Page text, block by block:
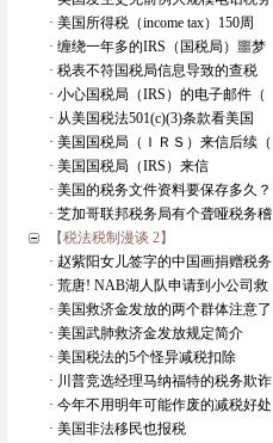
· 美国所得税（income tax）150周
· 缠绕一年多的IRS（国税局）噩梦
· 税表不符国税局信息导致的查税
· 小心国税局（IRS）的电子邮件（
· 从美国税法501(c)(3)条款看美国
· 美国国税局（ＩＲＳ）来信后续（
· 美国国税局（IRS）来信
· 美国的税务文件资料要保存多久？
· 芝加哥联邦税务局有个聋哑税务稽
【税法税制漫谈 2】
· 赵紫阳女儿签字的中国画捐赠税务
· 荒唐! NAB湖人队申请到小公司救
· 美国救济金发放的两个群体注意了
· 美国武肺救济金发放规定简介
· 美国税法的5个怪异减税扣除
· 川普竞选经理马纳福特的税务欺诈
· 今年不用明年可能作废的减税好处
· 美国非法移民也报税